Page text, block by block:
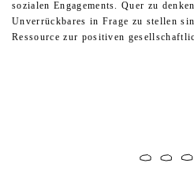
sozialen Engagements. Quer zu
Unverrückbares in Frage zu stellen
Ressource zur positiven